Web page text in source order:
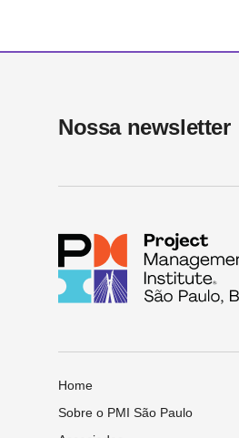
Nossa newsletter​
Home
Sobre o PMI São Paulo